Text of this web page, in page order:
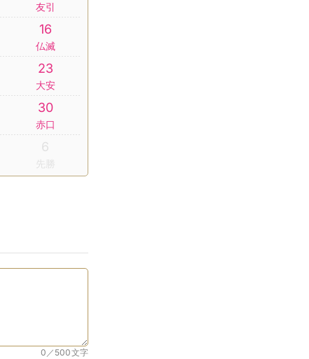
友引
16
仏滅
23
大安
30
赤口
6
先勝
0／500文字